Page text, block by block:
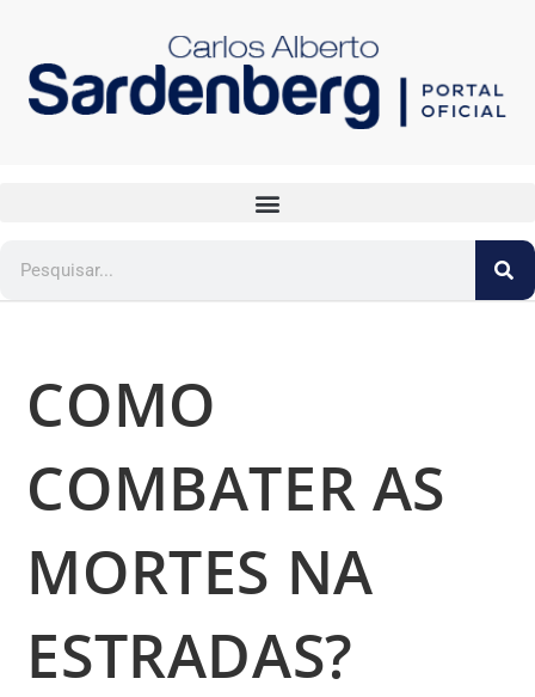
COMO
COMBATER AS
MORTES NA
ESTRADAS?